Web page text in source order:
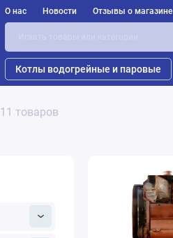
О нас Новости Отзывы о магазине
Котлы водогрейные и паровые
11 товаров